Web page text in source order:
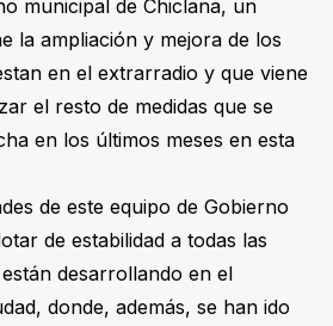
municipal de Chiclana, un
la ampliación y mejora de los
en el extrarradio y que viene
el resto de medidas que se
en los últimos meses en esta
de este equipo de Gobierno
de estabilidad a todas las
desarrollando en el
donde, además, se han ido